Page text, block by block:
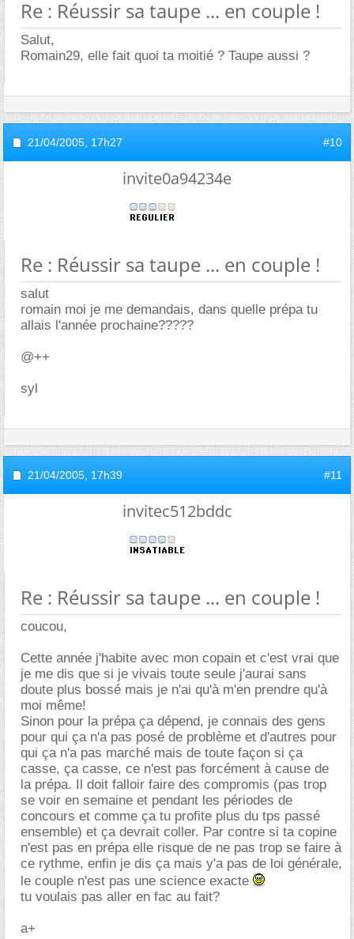
Re : Réussir sa taupe ... en couple !
Salut,
Romain29, elle fait quoi ta moitié ? Taupe aussi ?
21/04/2005, 17h27 #10
invite0a94234e
Re : Réussir sa taupe ... en couple !
salut
romain moi je me demandais, dans quelle prépa tu
allais l'année prochaine?????
@++
syl
21/04/2005, 17h39 #11
invitec512bddc
Re : Réussir sa taupe ... en couple !
coucou,
Cette année j'habite avec mon copain et c'est vrai que
je me dis que si je vivais toute seule j'aurai sans
doute plus bossé mais je n'ai qu'à m'en prendre qu'à
moi même!
Sinon pour la prépa ça dépend, je connais des gens
pour qui ça n'a pas posé de problème et d'autres pour
qui ça n'a pas marché mais de toute façon si ça
casse, ça casse, ce n'est pas forcément à cause de
la prépa. Il doit falloir faire des compromis (pas trop
se voir en semaine et pendant les périodes de
concours et comme ça tu profite plus du tps passé
ensemble) et ça devrait coller. Par contre si ta copine
n'est pas en prépa elle risque de ne pas trop se faire à
ce rythme, enfin je dis ça mais y'a pas de loi générale,
le couple n'est pas une science exacte
tu voulais pas aller en fac au fait?
a+